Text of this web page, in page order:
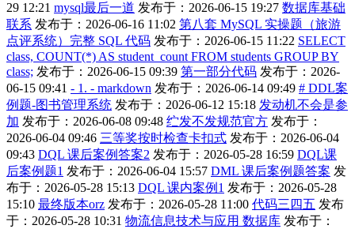
29 12:21 mysql最后一道 发布于：2026-06-15 19:27 数据库基础
联系 发布于：2026-06-16 11:02 第八套 MySQL 实操题（旅游
点评系统）完整 SQL 代码 发布于：2026-06-15 11:22 SELECT
class, COUNT(*) AS student_count FROM students GROUP BY
class; 发布于：2026-06-15 09:39 第一部分代码 发布于：2026-
06-15 09:41 - 1. - markdown 发布于：2026-06-14 09:49 # DDL案
例题-图书管理系统 发布于：2026-06-12 15:18 发动机不会是参
加 发布于：2026-06-08 09:48 纻发不发规范官方 发布于：
2026-06-04 09:46 三等奖按时检查卡扣式 发布于：2026-06-04
09:43 DQL 课后案例答案2 发布于：2026-05-28 16:59 DQL课
后案例题1 发布于：2026-06-04 15:57 DML 课后案例题答案 发
布于：2026-05-28 15:13 DQL 课内案例1 发布于：2026-05-28
15:10 最终版本orz 发布于：2026-05-28 11:00 代码三四五 发布
于：2026-05-28 10:31 物流信息技术与应用 数据库 发布于：